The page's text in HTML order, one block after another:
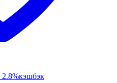
2.8%кэшбэк